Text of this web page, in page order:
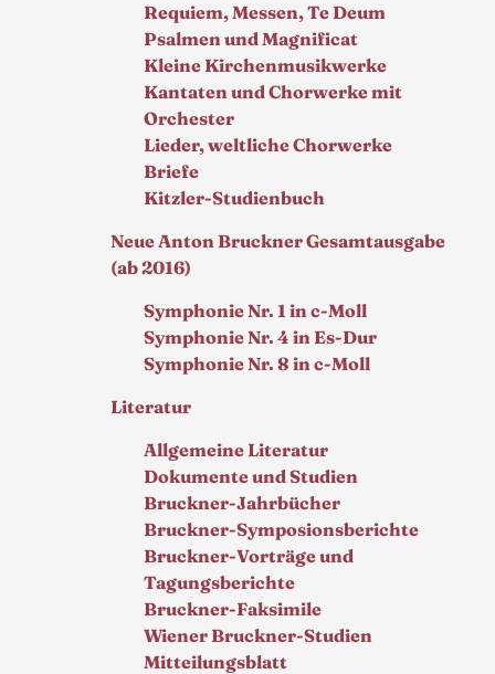
Requiem, Messen, Te Deum
Psalmen und Magnificat
Kleine Kirchenmusikwerke
Kantaten und Chorwerke mit
Orchester
Lieder, weltliche Chorwerke
Briefe
Kitzler-Studienbuch
Neue Anton Bruckner Gesamtausgabe
(ab 2016)
Symphonie Nr. 1 in c-Moll
Symphonie Nr. 4 in Es-Dur
Symphonie Nr. 8 in c-Moll
Literatur
Allgemeine Literatur
Dokumente und Studien
Bruckner-Jahrbücher
Bruckner-Symposionsberichte
Bruckner-Vorträge und
Tagungsberichte
Bruckner-Faksimile
Wiener Bruckner-Studien
Mitteilungsblatt